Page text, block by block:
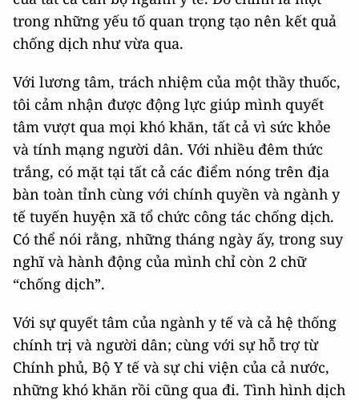
trong những yếu tố quan trọng tạo nên kết quả
chống dịch như vừa qua.
Với lương tâm, trách nhiệm của một thầy thuốc,
tôi cảm nhận được động lực giúp mình quyết
tâm vượt qua mọi khó khăn, tất cả vì sức khỏe
và tính mạng người dân. Với nhiều đêm thức
trắng, có mặt tại tất cả các điểm nóng trên địa
bàn toàn tỉnh cùng với chính quyền và ngành y
tế tuyến huyện xã tổ chức công tác chống dịch.
Có thể nói rằng, những tháng ngày ấy, trong suy
nghĩ và hành động của mình chỉ còn 2 chữ
“chống dịch”.
Với sự quyết tâm của ngành y tế và cả hệ thống
chính trị và người dân; cùng với sự hỗ trợ từ
Chính phủ, Bộ Y tế và sự chi viện của cả nước,
những khó khăn rồi cũng qua đi. Tình hình dịch